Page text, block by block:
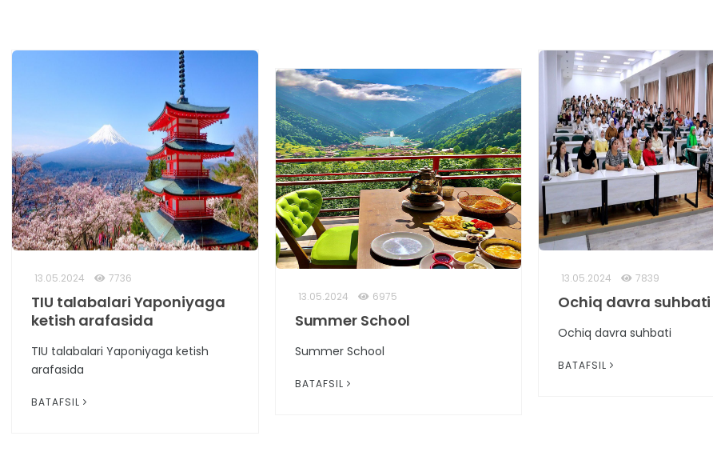
13.05.2024 7736
TIU talabalari Yaponiyaga
ketish arafasida
TIU talabalari Yaponiyaga ketish
arafasida
BATAFSIL
13.05.2024 7839
Ochiq davra suhbati
Ochiq davra suhbati
BATAFSIL
13.05.2024 6975
Summer School
Summer School
BATAFSIL